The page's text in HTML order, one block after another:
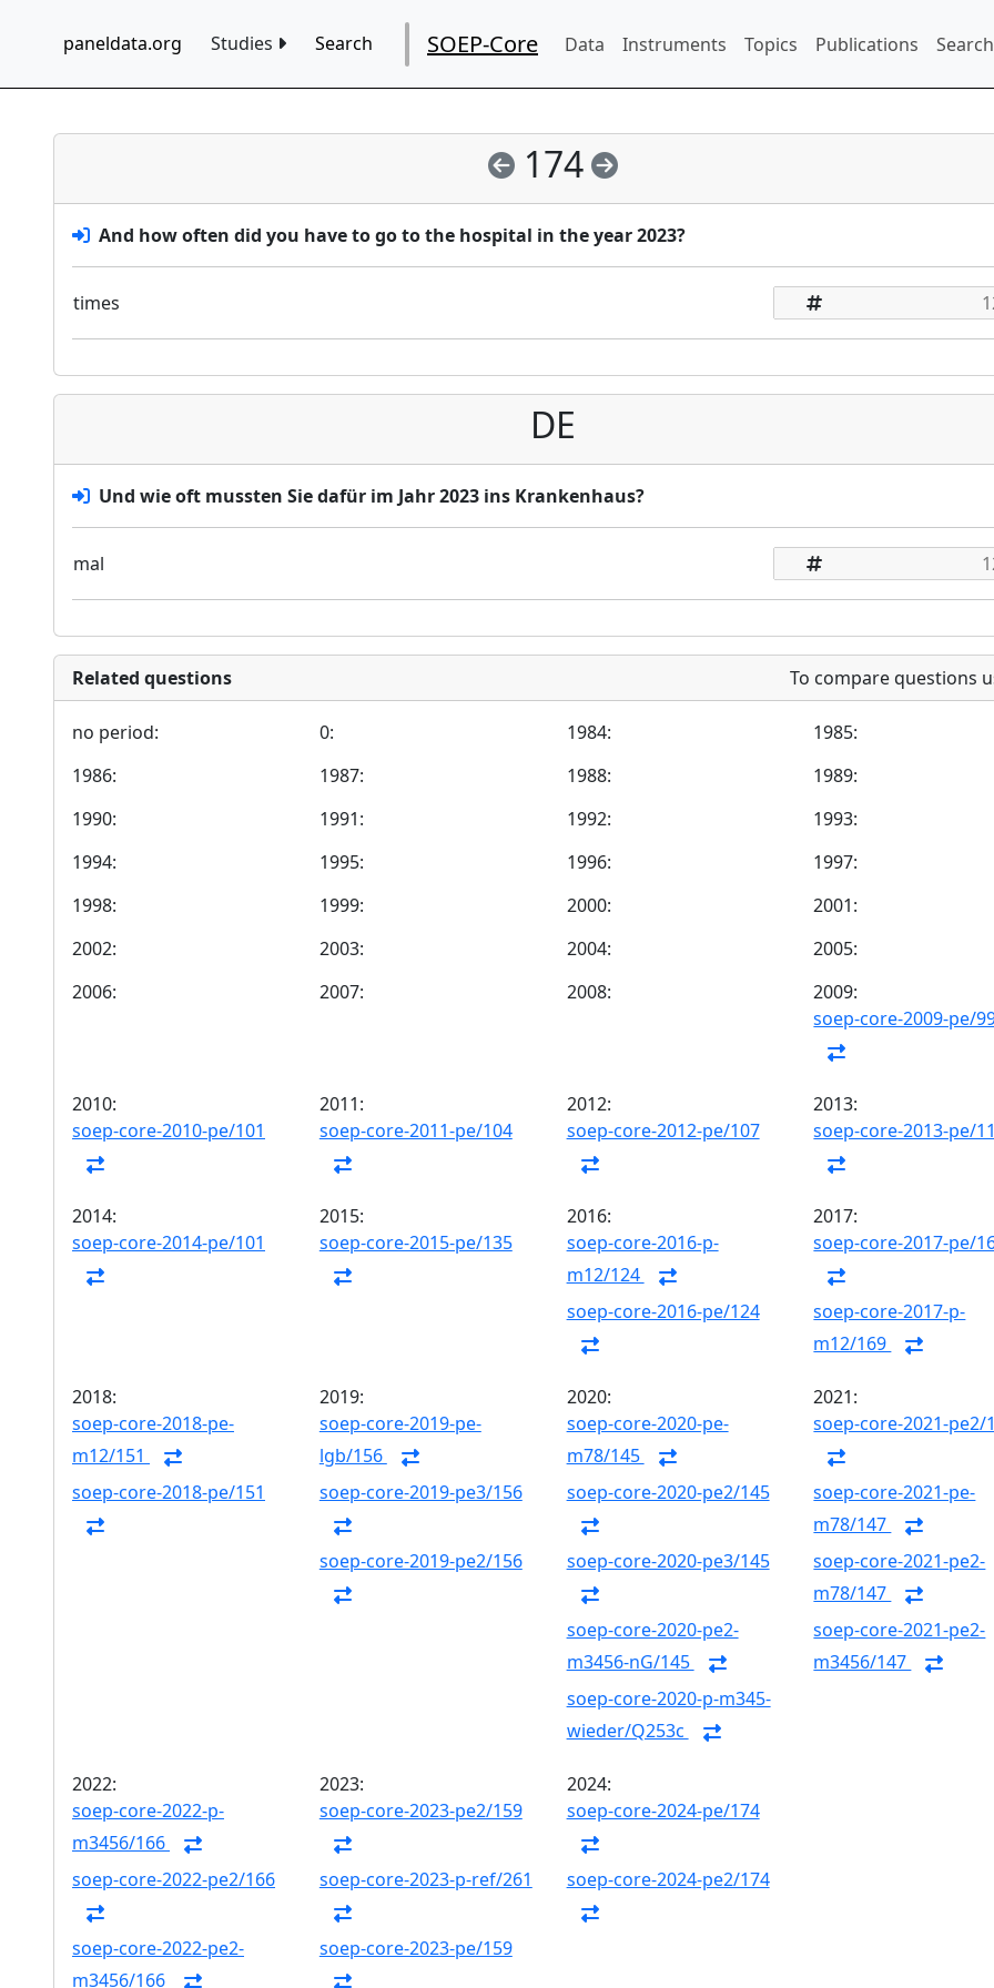
paneldata.org Studies Search SOEP-Core Data Instruments Topics Publications
174
And how often did you have to go to the hospital in the year 2023?
times
DE
Und wie oft mussten Sie dafür im Jahr 2023 ins Krankenhaus?
mal
Related questions To compare questions
no period: 0: 1984:
1985:
1986:
1987: 1988:
1989:
1990:
1991: 1992:
1993:
1994:
1995: 1996:
1997:
1998:
1999: 2000:
2001:
2002:
2003: 2004:
2005:
2006:
2007: 2008:
2009:
soep-core-2009-pe/
2010:
soep-core-2010-pe/101
2011:
soep-core-2011-pe/104
2012:
soep-core-2012-pe/107
2013:
soep-core-2013-pe/
2014:
soep-core-2014-pe/101
2015:
soep-core-2015-pe/135
2016:
soep-core-2016-p-
m12/124
soep-core-2016-pe/124
2017:
soep-core-2017-pe/
soep-core-2017-p-
m12/169
2018:
soep-core-2018-pe-
m12/151
soep-core-2018-pe/151
2019:
soep-core-2019-pe-
lgb/156
soep-core-2019-pe3/156
soep-core-2019-pe2/156
2020:
soep-core-2020-pe-
m78/145
soep-core-2020-pe2/145
soep-core-2020-pe3/145
soep-core-2020-pe2-
m3456-nG/145
soep-core-2020-p-m345-
wieder/Q253c
2021:
soep-core-2021-pe2/
soep-core-2021-pe-
m78/147
soep-core-2021-pe2-
m78/147
soep-core-2021-pe2-
m3456/147
2022:
soep-core-2022-p-
m3456/166
soep-core-2022-pe2/166
soep-core-2022-pe2-
m3456/166
2023:
soep-core-2023-pe2/159
soep-core-2023-p-ref/261
soep-core-2023-pe/159
2024:
soep-core-2024-pe/174
soep-core-2024-pe2/174